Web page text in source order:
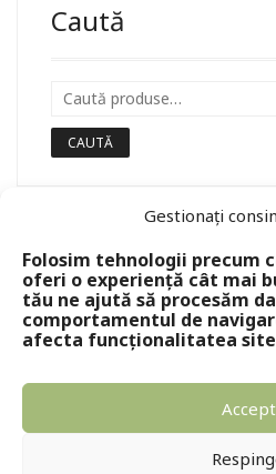
Gestionați
Folosim tehnologii precum
oferi o experiență cât mai
tău ne ajută să procesăm
comportamentul de
afecta funcționalitatea
Accept
Caută
CAUTĂ